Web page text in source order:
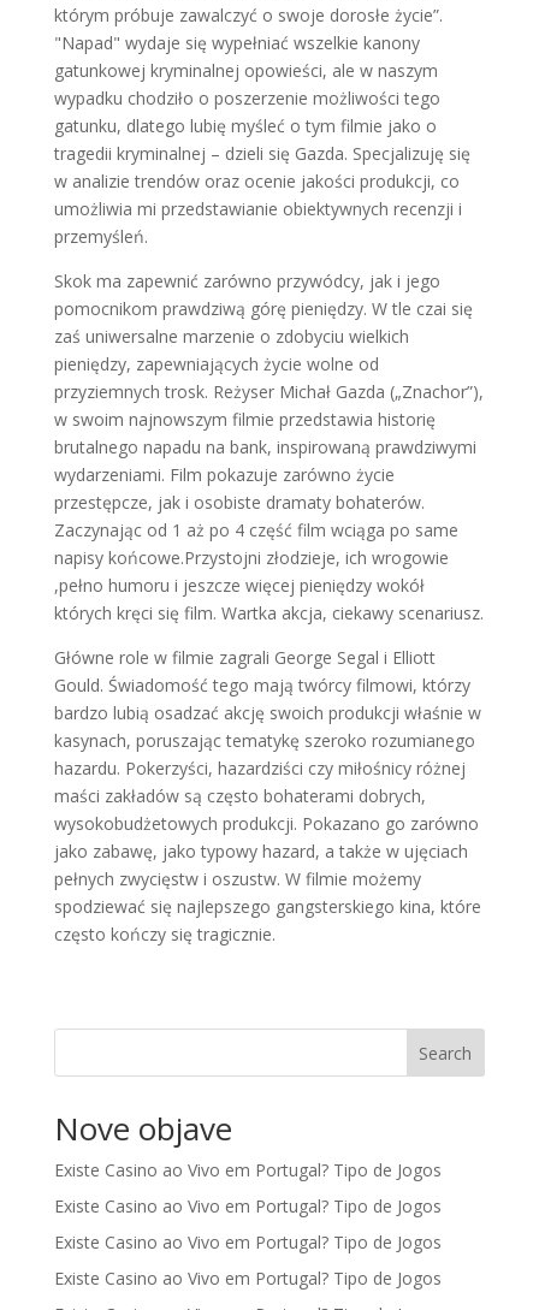
którym próbuje zawalczyć o swoje dorosłe życie”.
"Napad" wydaje się wypełniać wszelkie kanony
gatunkowej kryminalnej opowieści, ale w naszym
wypadku chodziło o poszerzenie możliwości tego
gatunku, dlatego lubię myśleć o tym filmie jako o
tragedii kryminalnej – dzieli się Gazda. Specjalizuję się
w analizie trendów oraz ocenie jakości produkcji, co
umożliwia mi przedstawianie obiektywnych recenzji i
przemyśleń.
Skok ma zapewnić zarówno przywódcy, jak i jego
pomocnikom prawdziwą górę pieniędzy. W tle czai się
zaś uniwersalne marzenie o zdobyciu wielkich
pieniędzy, zapewniających życie wolne od
przyziemnych trosk. Reżyser Michał Gazda („Znachor”),
w swoim najnowszym filmie przedstawia historię
brutalnego napadu na bank, inspirowaną prawdziwymi
wydarzeniami. Film pokazuje zarówno życie
przestępcze, jak i osobiste dramaty bohaterów.
Zaczynając od 1 aż po 4 część film wciąga po same
napisy końcowe.Przystojni złodzieje, ich wrogowie
,pełno humoru i jeszcze więcej pieniędzy wokół
których kręci się film. Wartka akcja, ciekawy scenariusz.
Główne role w filmie zagrali George Segal i Elliott
Gould. Świadomość tego mają twórcy filmowi, którzy
bardzo lubią osadzać akcję swoich produkcji właśnie w
kasynach, poruszając tematykę szeroko rozumianego
hazardu. Pokerzyści, hazardziści czy miłośnicy różnej
maści zakładów są często bohaterami dobrych,
wysokobudżetowych produkcji. Pokazano go zarówno
jako zabawę, jako typowy hazard, a także w ujęciach
pełnych zwycięstw i oszustw. W filmie możemy
spodziewać się najlepszego gangsterskiego kina, które
często kończy się tragicznie.
Search
Nove objave
Existe Casino ao Vivo em Portugal? Tipo de Jogos
Existe Casino ao Vivo em Portugal? Tipo de Jogos
Existe Casino ao Vivo em Portugal? Tipo de Jogos
Existe Casino ao Vivo em Portugal? Tipo de Jogos